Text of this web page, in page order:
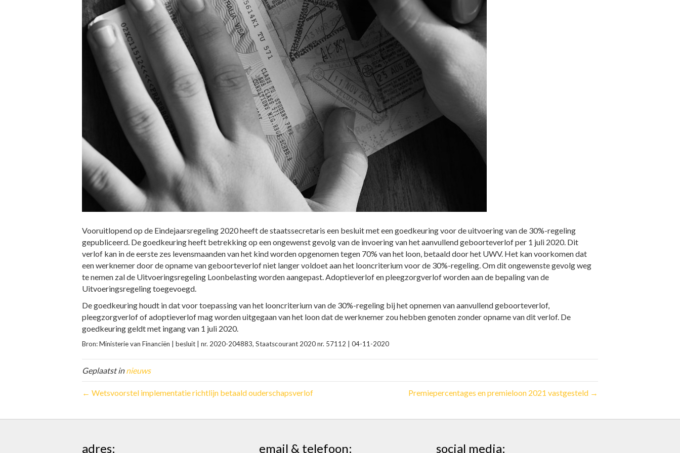
Vooruitlopend op de Eindejaarsregeling 2020 heeft de staatssecretaris een besluit met een goedkeuring voor de uitvoering van de 30%-regeling
gepubliceerd. De goedkeuring heeft betrekking op een ongewenst gevolg van de invoering van het aanvullend geboorteverlof per 1 juli 2020. Dit
verlof kan in de eerste zes levensmaanden van het kind worden opgenomen tegen 70% van het loon, betaald door het UWV. Het kan voorkomen dat
een werknemer door de opname van geboorteverlof niet langer voldoet aan het looncriterium voor de 30%-regeling. Om dit ongewenste gevolg weg
te nemen zal de Uitvoeringsregeling Loonbelasting worden aangepast. Adoptieverlof en pleegzorgverlof worden aan de bepaling van de
Uitvoeringsregeling toegevoegd.
De goedkeuring houdt in dat voor toepassing van het looncriterium van de 30%-regeling bij het opnemen van aanvullend geboorteverlof,
pleegzorgverlof of adoptieverlof mag worden uitgegaan van het loon dat de werknemer zou hebben genoten zonder opname van dit verlof. De
goedkeuring geldt met ingang van 1 juli 2020.
Bron: Ministerie van Financiën | besluit | nr. 2020-204883, Staatscourant 2020 nr. 57112 | 04-11-2020
Geplaatst innieuws
← Wetsvoorstel implementatie richtlijn betaald ouderschapsverlof Premiepercentages en premieloon 2021 vastgesteld →
adres: email & telefoon: social media: